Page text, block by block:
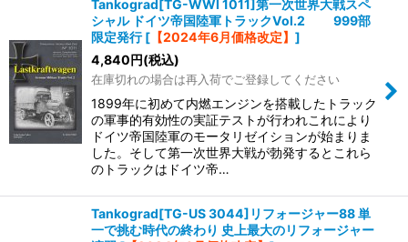
Tankograd[TG-WWI 1011]第一次世界大戦スペ
シャル ドイツ帝国陸軍トラックVol.2 999部
限定発行 [ 【2024年6月価格改定】 ]
4,840円(税込)
在庫切れの場合は再入荷でご登録してください
1899年に初めて内燃エンジンを搭載したトラック
の軍事的有効性の実証テストが行われこれにより
ドイツ帝国陸軍のモータリゼイションが始まりま
した。そして第一次世界大戦が勃発するとこれら
のトラックはドイツ帝…
Tankograd[TG-US 3044]リフォージャー88 単
一で挑む時代の終わり 史上最大のリフォージャー